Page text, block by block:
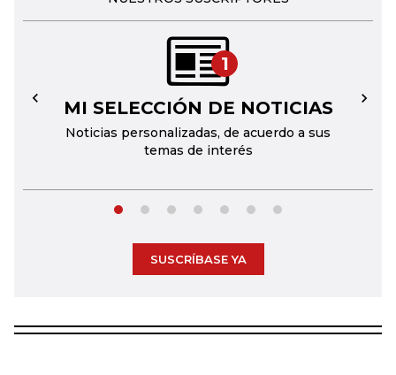
1
MI SELECCIÓN DE NOTICIAS
Noticias personalizadas, de acuerdo a sus
temas de interés
← →
SUSCRÍBASE YA